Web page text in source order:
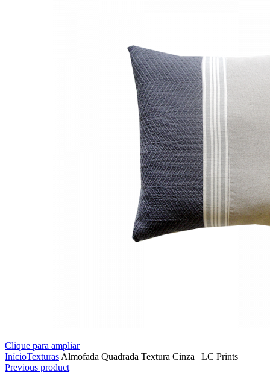
Clique para ampliar
InícioTexturas Almofada Quadrada Textura Cinza | LC Prints
Previous product